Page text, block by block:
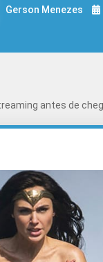
Gerson Menezes
antes de